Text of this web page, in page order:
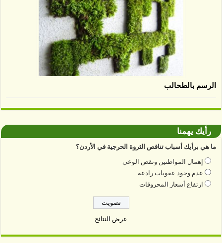
الرسم بالطحالب
رأيك يهمنا
ما هي برأيك أسباب تناقص الثروة الحرجية في الأردن؟
إهمال المواطنين ونقص الوعي
عدم وجود عقوبات رادعة
ارتفاع أسعار المحروقات
عرض النتائج